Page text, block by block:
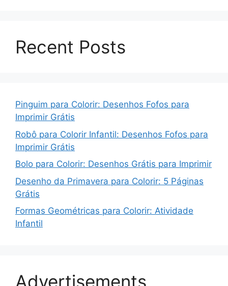
Recent Posts
Pinguim para Colorir: Desenhos Fofos para
Imprimir Grátis
Robô para Colorir Infantil: Desenhos Fofos para
Imprimir Grátis
Bolo para Colorir: Desenhos Grátis para Imprimir
Desenho da Primavera para Colorir: 5 Páginas
Grátis
Formas Geométricas para Colorir: Atividade
Infantil
Advertisements